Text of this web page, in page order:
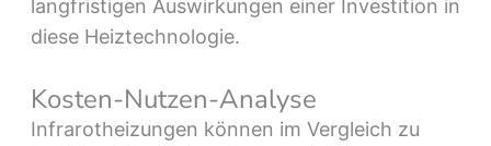
langfristigen Auswirkungen einer Investition in
diese Heiztechnologie.
Kosten-Nutzen-Analyse
Infrarotheizungen können im Vergleich zu